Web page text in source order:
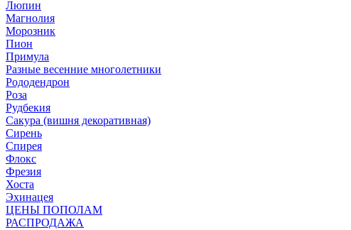
Люпин
Магнолия
Морозник
Пион
Примула
Разные весенние многолетники
Рододендрон
Роза
Рудбекия
Сакура (вишня декоративная)
Сирень
Спирея
Флокс
Фрезия
Хоста
Эхинацея
ЦЕНЫ ПОПОЛАМ
РАСПРОДАЖА